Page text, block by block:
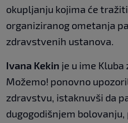
okupljanju kojima će
organiziranog ometanja
zdravstvenih ustanova.
Ivana Kekin je u ime
Možemo! ponovno
zdravstvu, istaknuvši da
dugogodišnjem